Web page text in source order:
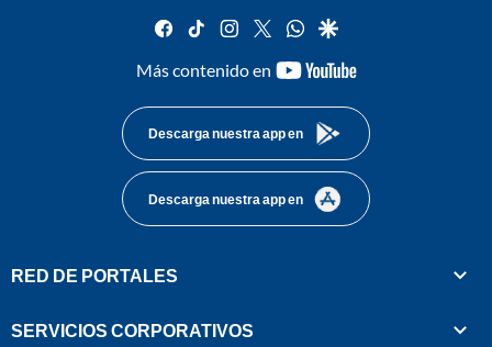
facebook
tiktok instagram
twitterwhatsapp
google
Más contenido en
youtube-
Descarga nuestra app en
Descarga nuestra app en
RED DE PORTALES
SERVICIOS CORPORATIVOS